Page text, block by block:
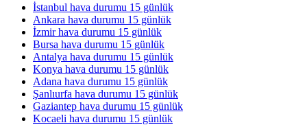
İstanbul hava durumu 15 günlük
Ankara hava durumu 15 günlük
İzmir hava durumu 15 günlük
Bursa hava durumu 15 günlük
Antalya hava durumu 15 günlük
Konya hava durumu 15 günlük
Adana hava durumu 15 günlük
Şanlıurfa hava durumu 15 günlük
Gaziantep hava durumu 15 günlük
Kocaeli hava durumu 15 günlük